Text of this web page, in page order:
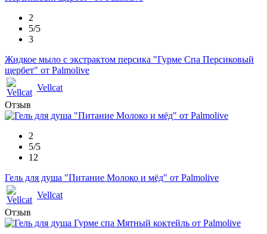
2
5/5
3
Жидкое мыло с экстрактом персика "Гурме Спа Персиковый
щербет" от Palmolive
Vellcat
Отзыв
2
5/5
12
Гель для душа "Питание Молоко и мёд" от Palmolive
Vellcat
Отзыв